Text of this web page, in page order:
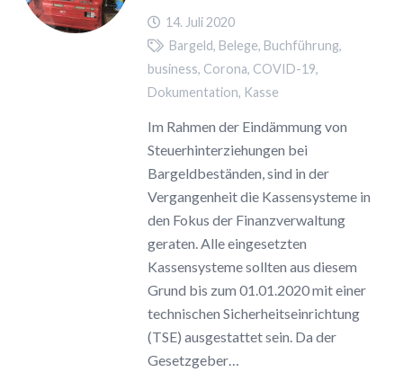
14. Juli 2020
Bargeld, Belege, Buchführung,
business, Corona, COVID-19,
Dokumentation, Kasse
Im Rahmen der Eindämmung von
Steuerhinterziehungen bei
Bargeldbeständen, sind in der
Vergangenheit die Kassensysteme in
den Fokus der Finanzverwaltung
geraten. Alle eingesetzten
Kassensysteme sollten aus diesem
Grund bis zum 01.01.2020 mit einer
technischen Sicherheitseinrichtung
(TSE) ausgestattet sein. Da der
Gesetzgeber…